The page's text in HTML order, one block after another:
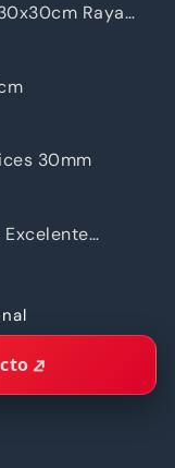
Raya
30mm
Excelente